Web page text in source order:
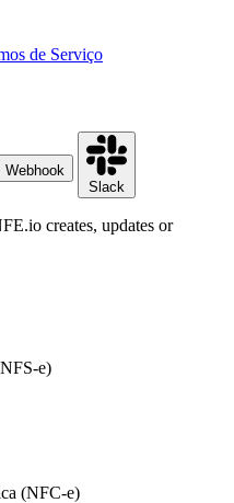
de Serviço
Webhook
Slack
creates, updates or
e)
(NFC-e)